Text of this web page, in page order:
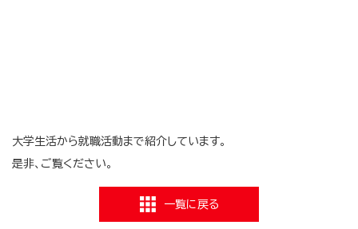
大学生活から就職活動まで紹介しています。
是非、ご覧ください。
一覧に戻る